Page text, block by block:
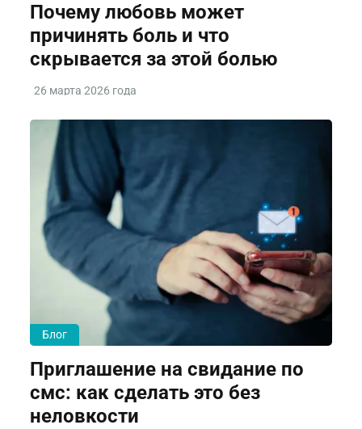
Почему любовь может
причинять боль и что
скрывается за этой болью
26 марта 2026 года
Блог
Приглашение на свидание по
смс: как сделать это без
неловкости